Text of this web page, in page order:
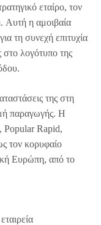
εταίρο, τον
Αυτή η αμοιβαία
τη συνεχή επιτυχία
στο λογότυπο της
της στη
παραγωγής. Η
Popular Rapid,
τον κορυφαίο
Ευρώπη, από το